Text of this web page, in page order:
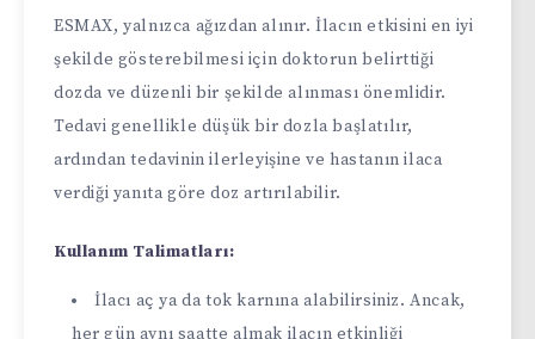
ESMAX, yalnızca ağızdan alınır. İlacın etkisini en iyi
şekilde gösterebilmesi için doktorun belirttiği
dozda ve düzenli bir şekilde alınması önemlidir.
Tedavi genellikle düşük bir dozla başlatılır,
ardından tedavinin ilerleyişine ve hastanın ilaca
verdiği yanıta göre doz artırılabilir.
Kullanım Talimatları:
İlacı aç ya da tok karnına alabilirsiniz. Ancak,
her gün aynı saatte almak ilacın etkinliği